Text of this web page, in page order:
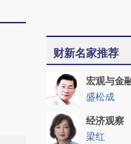
财新名家推荐
宏观与金
盛松成
经济观察
梁红